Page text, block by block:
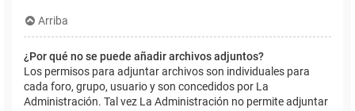
Arriba
¿Por qué no se puede añadir archivos adjuntos?
Los permisos para adjuntar archivos son individuales para
cada foro, grupo, usuario y son concedidos por La
Administración. Tal vez La Administración no permite adjuntar